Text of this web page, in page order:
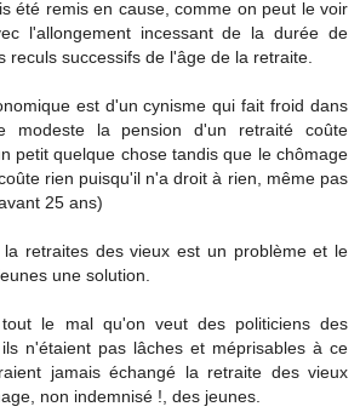
été remis en cause, comme on peut le voir
l'allongement incessant de la durée de
reculs successifs de l'âge de la retraite.
est d'un cynisme qui fait froid dans
modeste la pension d'un retraité coûte
petit quelque chose tandis que le chômage
rien puisqu'il n'a droit à rien, même pas
25 ans)
la retraites des vieux est un problème et le
une solution.
le mal qu'on veut des politiciens des
n'étaient pas lâches et méprisables à ce
jamais échangé la retraite des vieux
non indemnisé !, des jeunes.